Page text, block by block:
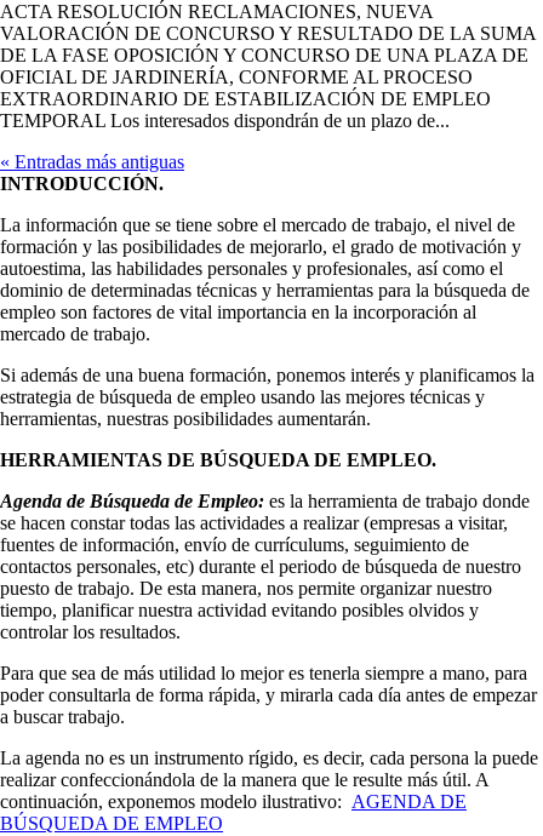
ACTA RESOLUCIÓN RECLAMACIONES, NUEVA
VALORACIÓN DE CONCURSO Y RESULTADO DE LA SUMA
DE LA FASE OPOSICIÓN Y CONCURSO DE UNA PLAZA DE
OFICIAL DE JARDINERÍA, CONFORME AL PROCESO
EXTRAORDINARIO DE ESTABILIZACIÓN DE EMPLEO
TEMPORAL Los interesados dispondrán de un plazo de...
« Entradas más antiguas
INTRODUCCIÓN.
La información que se tiene sobre el mercado de trabajo, el nivel de
formación y las posibilidades de mejorarlo, el grado de motivación y
autoestima, las habilidades personales y profesionales, así como el
dominio de determinadas técnicas y herramientas para la búsqueda de
empleo son factores de vital importancia en la incorporación al
mercado de trabajo.
Si además de una buena formación, ponemos interés y planificamos la
estrategia de búsqueda de empleo usando las mejores técnicas y
herramientas, nuestras posibilidades aumentarán.
HERRAMIENTAS DE BÚSQUEDA DE EMPLEO.
Agenda de Búsqueda de Empleo: es la herramienta de trabajo donde
se hacen constar todas las actividades a realizar (empresas a visitar,
fuentes de información, envío de currículums, seguimiento de
contactos personales, etc) durante el periodo de búsqueda de nuestro
puesto de trabajo. De esta manera, nos permite organizar nuestro
tiempo, planificar nuestra actividad evitando posibles olvidos y
controlar los resultados.
Para que sea de más utilidad lo mejor es tenerla siempre a mano, para
poder consultarla de forma rápida, y mirarla cada día antes de empezar
a buscar trabajo.
La agenda no es un instrumento rígido, es decir, cada persona la puede
realizar confeccionándola de la manera que le resulte más útil. A
continuación, exponemos modelo ilustrativo: AGENDA DE
BÚSQUEDA DE EMPLEO